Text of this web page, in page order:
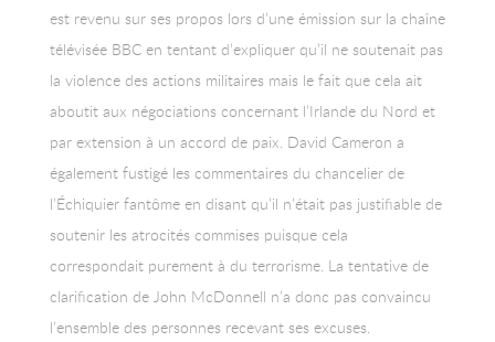
est revenu sur ses propos lors d’une émission sur la chaîne
télévisée BBC en tentant d’expliquer qu’il ne soutenait pas
la violence des actions militaires mais le fait que cela ait
aboutit aux négociations concernant l’Irlande du Nord et
par extension à un accord de paix. David Cameron a
également fustigé les commentaires du chancelier de
l’Échiquier fantôme en disant qu’il n’était pas justifiable de
soutenir les atrocités commises puisque cela
correspondait purement à du terrorisme. La tentative de
clarification de John McDonnell n’a donc pas convaincu
l’ensemble des personnes recevant ses excuses.